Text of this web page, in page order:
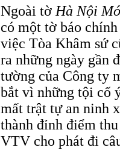
Ngoài tờ Hà Nội
có một tờ báo
việc Tòa Khâm sứ
ra những ngày gần
tường của Công ty
bắt vì những tội cố
mất trật tự an ninh
thành đỉnh điểm
VTV cho phát đi